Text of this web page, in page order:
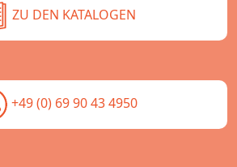
ZU DEN KATALOGEN
+49 (0) 69 90 43 4950